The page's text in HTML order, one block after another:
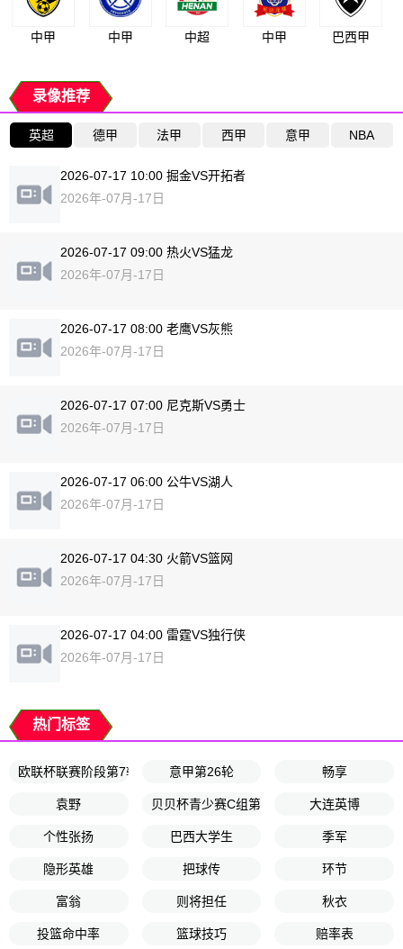
中甲 中甲 中超 中甲 巴西甲
录像推荐
英超 德甲 法甲 西甲 意甲 NBA
2026-07-17 10:00 掘金VS开拓者
2026年-07月-17日
2026-07-17 09:00 热火VS猛龙
2026年-07月-17日
2026-07-17 08:00 老鹰VS灰熊
2026年-07月-17日
2026-07-17 07:00 尼克斯VS勇士
2026年-07月-17日
2026-07-17 06:00 公牛VS湖人
2026年-07月-17日
2026-07-17 04:30 火箭VS篮网
2026年-07月-17日
2026-07-17 04:00 雷霆VS独行侠
2026年-07月-17日
热门标签
欧联杯联赛阶段第7轮 意甲第26轮 畅享
袁野 贝贝杯青少赛C组第2轮 大连英博
个性张扬 巴西大学生 季军
隐形英雄 把球传 环节
富翁 则将担任 秋衣
投篮命中率 篮球技巧 赔率表